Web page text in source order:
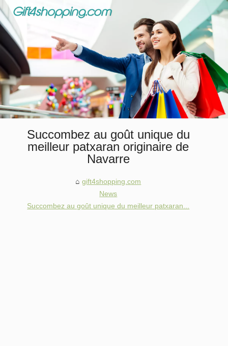
Succombez au goût unique du
meilleur patxaran originaire de
Navarre
gift4shopping.com
News
Succombez au goût unique du meilleur patxaran...